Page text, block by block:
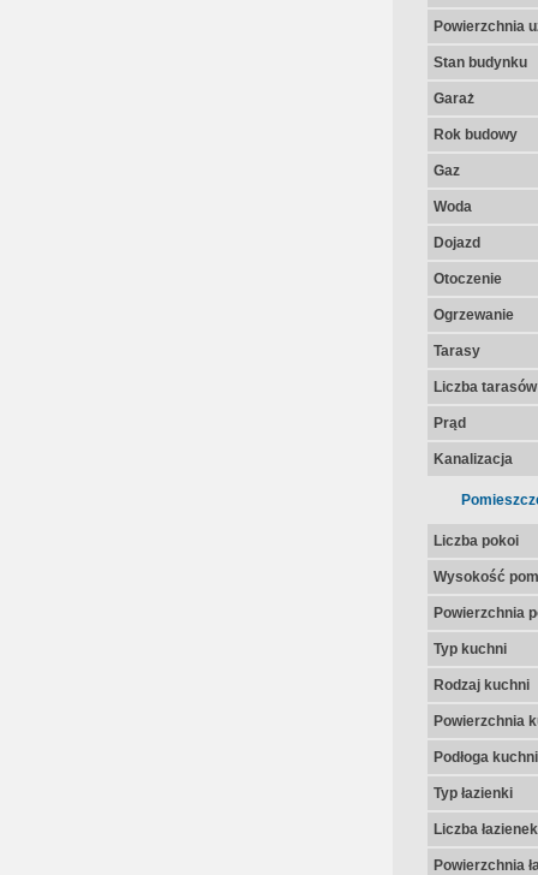
Powierzchnia
Stan budynku
Garaż
Rok budowy
Gaz
Woda
Dojazd
Otoczenie
Ogrzewanie
Tarasy
Liczba tarasów
Prąd
Kanalizacja
Liczba pokoi
Wysokość
Powierzchnia
Typ kuchni
Rodzaj kuchni
Powierzchnia
Podłoga kuchni
Typ łazienki
Liczba łazienek
Powierzchnia